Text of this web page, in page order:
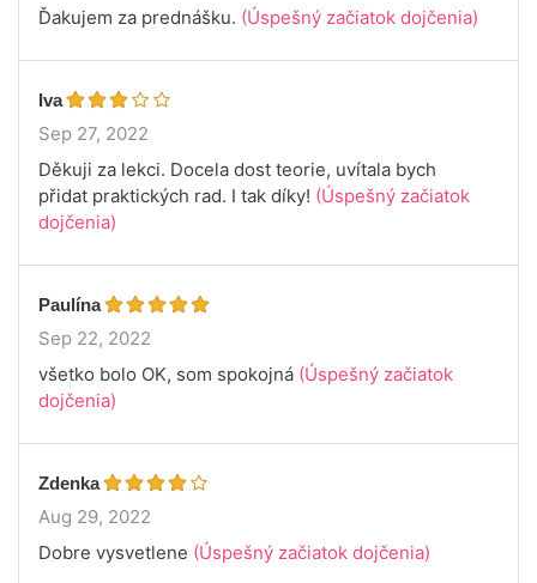
Ďakujem za prednášku. (Úspešný začiatok dojčenia)
Iva
Sep 27, 2022
Děkuji za lekci. Docela dost teorie, uvítala bych
přidat praktických rad. I tak díky! (Úspešný začiatok
dojčenia)
Paulína
Sep 22, 2022
všetko bolo OK, som spokojná (Úspešný začiatok
dojčenia)
Zdenka
Aug 29, 2022
Dobre vysvetlene (Úspešný začiatok dojčenia)